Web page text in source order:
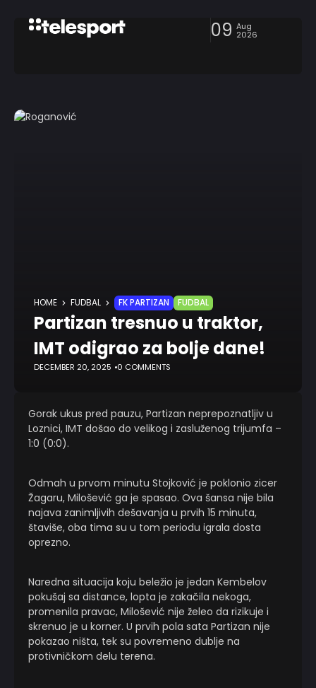
09 Aug
2026
HOME FUDBAL FK PARTIZAN FUDBAL
Partizan tresnuo u traktor,
IMT odigrao za bolje dane!
DECEMBER 20, 2025 0 COMMENTS
Gorak ukus pred pauzu, Partizan neprepoznatljiv u
Loznici, IMT došao do velikog i zasluženog trijumfa –
1:0 (0:0).
Odmah u prvom minutu Stojković je poklonio zicer
Žagaru, Milošević ga je spasao. Ova šansa nije bila
najava zanimljivih dešavanja u prvih 15 minuta,
štaviše, oba tima su u tom periodu igrala dosta
oprezno.
Naredna situacija koju beležio je jedan Kembelov
pokušaj sa distance, lopta je zakačila nekoga,
promenila pravac, Milošević nije želeo da rizikuje i
skrenuo je u korner. U prvih pola sata Partizan nije
pokazao ništa, tek su povremeno dublje na
protivničkom delu terena.